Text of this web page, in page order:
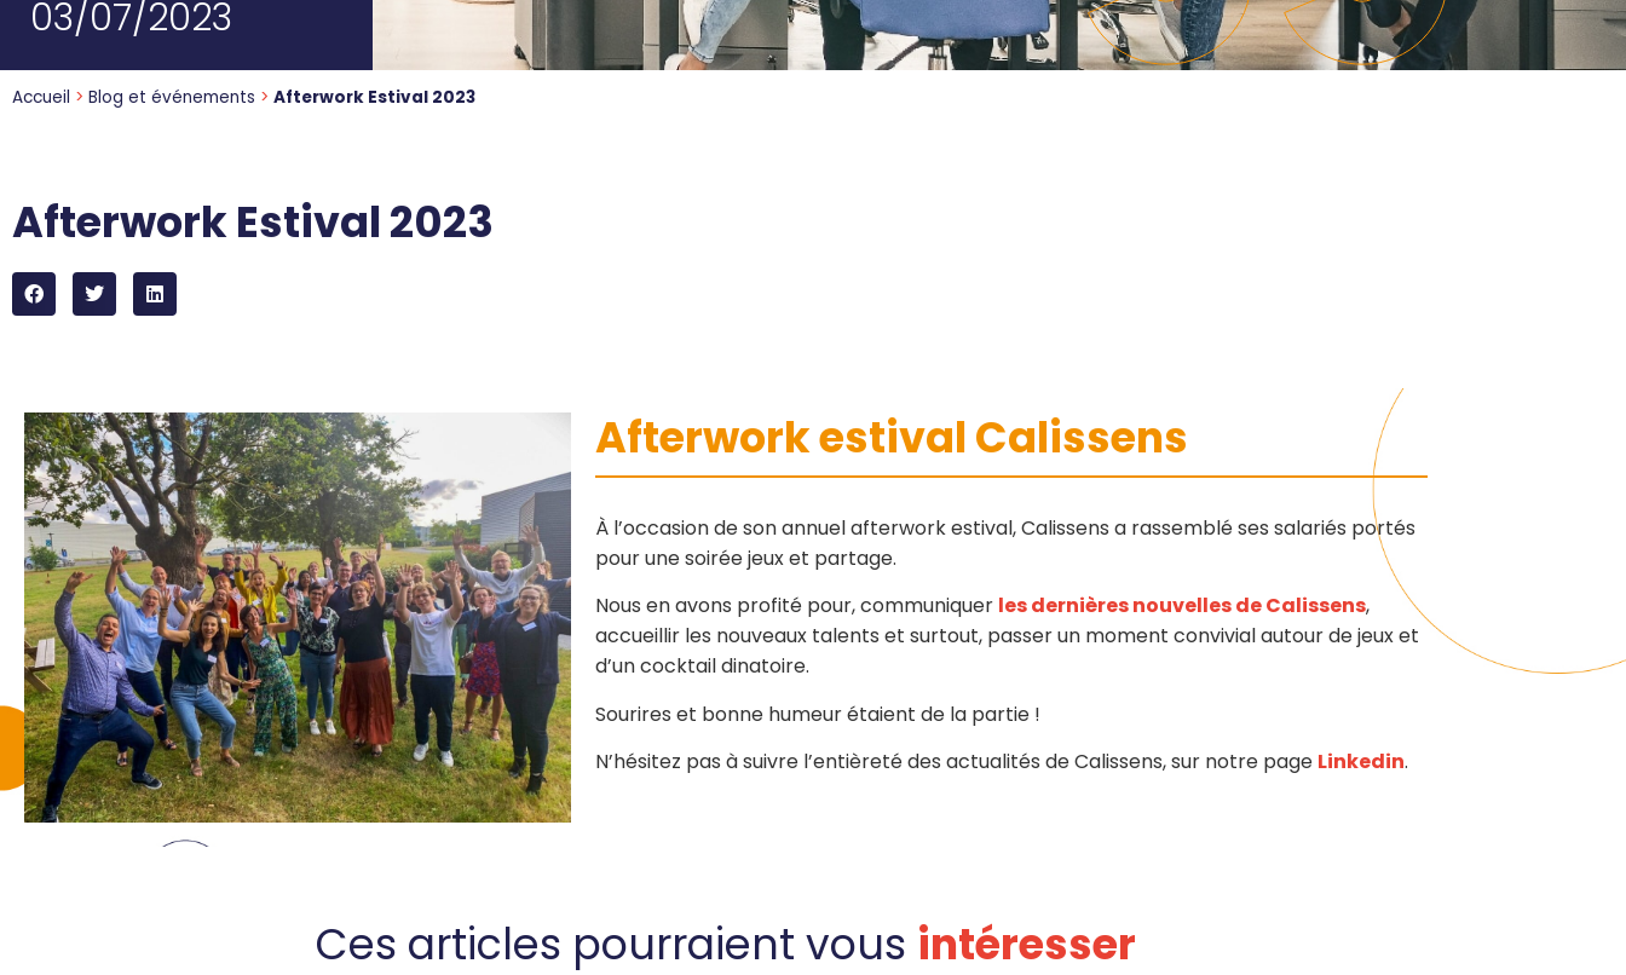
administratives
Booster mon
transition
Auditer mon
03/07/2023
Accueil > Blog et événements > Afterwork Estival 2023
Afterwork Estival 2023
Afterwork estival Calissens
À l’occasion de son annuel afterwork estival, Calissens a rassemblé ses salariés portés
pour une soirée jeux et partage.
Nous en avons profité pour, communiquer les dernières nouvelles de Calissens,
accueillir les nouveaux talents et surtout, passer un moment convivial autour de jeux et
d’un cocktail dinatoire.
Sourires et bonne humeur étaient de la partie !
N’hésitez pas à suivre l’entièreté des actualités de Calissens, sur notre page Linkedin.
Ces articles pourraient vous intéresser